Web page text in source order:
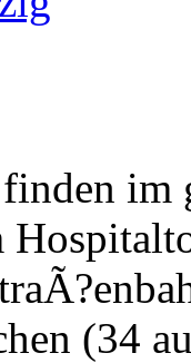
im
(34